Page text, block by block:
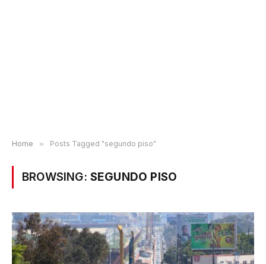
Home » Posts Tagged "segundo piso"
BROWSING: SEGUNDO PISO